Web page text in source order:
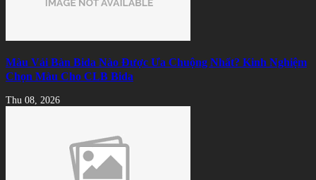
Màu Vải Bàn Bida Nào Được Ưa Chuộng Nhất? Kinh Nghiệm
Chọn Màu Cho CLB Bida
Thu 08, 2026